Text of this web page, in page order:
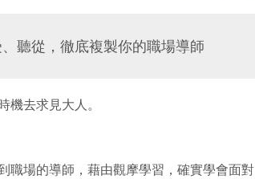
聽從，徹底複製你的職場導師
去求見大人。
職場的導師，藉由觀摩學習，確實學會面對